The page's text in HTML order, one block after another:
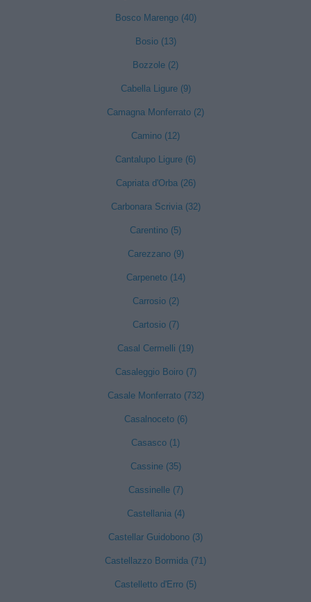
Bosco Marengo (40)
Bosio (13)
Bozzole (2)
Cabella Ligure (9)
Camagna Monferrato (2)
Camino (12)
Cantalupo Ligure (6)
Capriata d'Orba (26)
Carbonara Scrivia (32)
Carentino (5)
Carezzano (9)
Carpeneto (14)
Carrosio (2)
Cartosio (7)
Casal Cermelli (19)
Casaleggio Boiro (7)
Casale Monferrato (732)
Casalnoceto (6)
Casasco (1)
Cassine (35)
Cassinelle (7)
Castellania (4)
Castellar Guidobono (3)
Castellazzo Bormida (71)
Castelletto d'Erro (5)